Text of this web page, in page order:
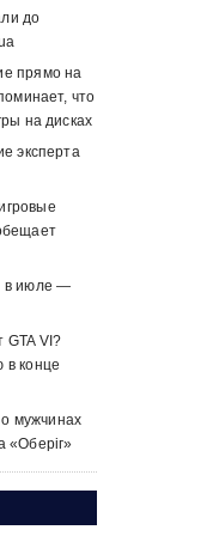
до
прямо на
что
на дисках
эксперта
в июле —
GTA VI?
в конце
мужчинах
«Оберіг»